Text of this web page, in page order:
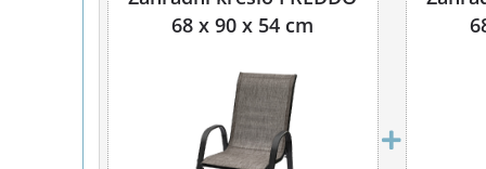
68 x 90 x 54 cm